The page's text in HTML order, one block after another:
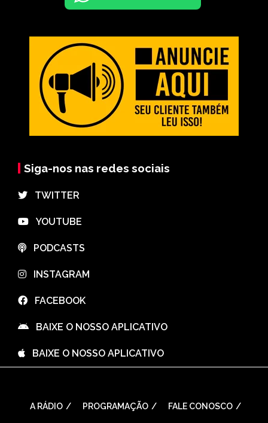
Siga-nos nas redes sociais
⠀TWITTER
⠀YOUTUBE
⠀PODCASTS
⠀INSTAGRAM
⠀FACEBOOK
⠀BAIXE O NOSSO APLICATIVO
⠀BAIXE O NOSSO APLICATIVO
A RÁDIO PROGRAMAÇÃO FALE CONOSCO